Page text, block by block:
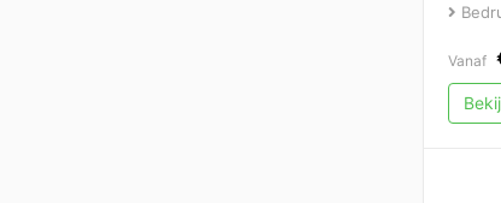
Vanaf